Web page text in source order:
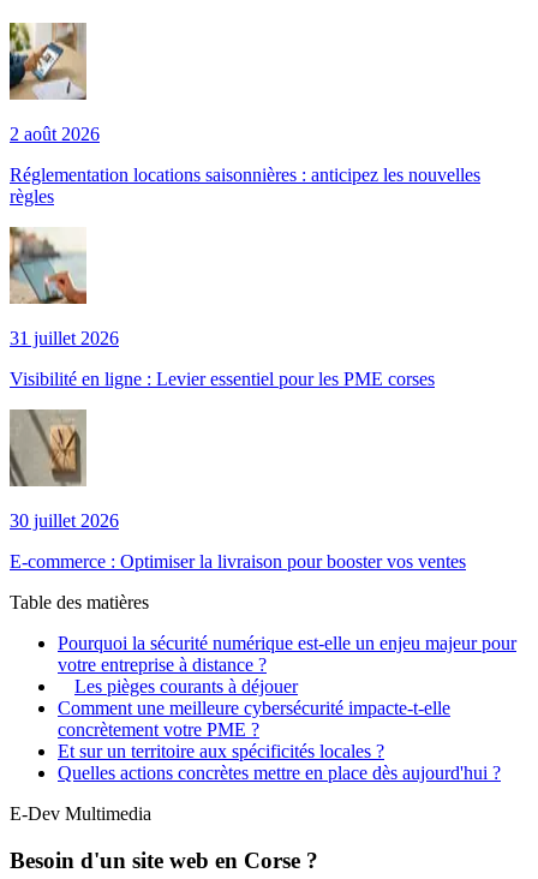
2 août 2026
Réglementation locations saisonnières : anticipez les nouvelles
règles
31 juillet 2026
Visibilité en ligne : Levier essentiel pour les PME corses
30 juillet 2026
E-commerce : Optimiser la livraison pour booster vos ventes
Table des matières
Pourquoi la sécurité numérique est-elle un enjeu majeur pour
votre entreprise à distance ?
Les pièges courants à déjouer
Comment une meilleure cybersécurité impacte-t-elle
concrètement votre PME ?
Et sur un territoire aux spécificités locales ?
Quelles actions concrètes mettre en place dès aujourd'hui ?
E-Dev Multimedia
Besoin d'un site web en Corse ?